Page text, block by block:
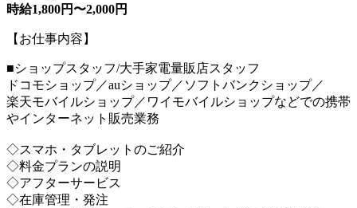
時給1,800円〜2,000円
【お仕事内容】
■ショップスタッフ/大手家電量販店スタッフ
ドコモショップ／auショップ／ソフトバンクショップ／
楽天モバイルショップ／ワイモバイルショップなどでの携帯
やインターネット販売業務
◇スマホ・タブレットのご紹介
◇料金プランの説明
◇アフターサービス
◇在庫管理・発注